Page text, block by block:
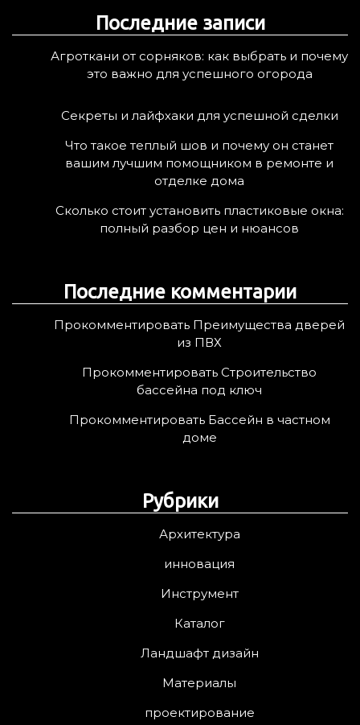
Последние записи
Агроткани от сорняков: как выбрать и почему
это важно для успешного огорода
Секреты и лайфхаки для успешной сделки
Что такое теплый шов и почему он станет
вашим лучшим помощником в ремонте и
отделке дома
Сколько стоит установить пластиковые окна:
полный разбор цен и нюансов
Последние комментарии
Прокомментировать Преимущества дверей
из ПВХ
Прокомментировать Строительство
бассейна под ключ
Прокомментировать Бассейн в частном
доме
Рубрики
Архитектура
инновация
Инструмент
Каталог
Ландшафт дизайн
Материалы
проектирование